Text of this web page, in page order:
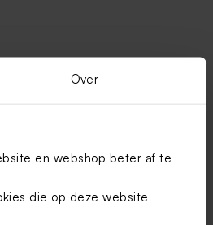
Over
en webshop beter af te
die op deze website